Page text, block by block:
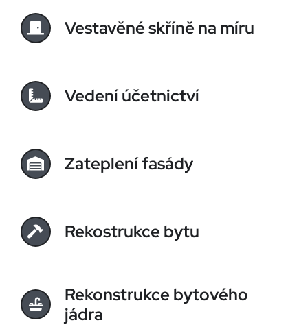
Vestavěné skříně na míru
Vedení účetnictví
Zateplení fasády
Rekostrukce bytu
Rekonstrukce bytového
jádra